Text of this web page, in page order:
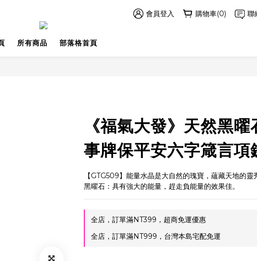
會員登入 購物車(0) 聯
所有商品 部落格首頁
《福氣大發》天然黑曜
事牌保平安六字箴言項
【GTG509】能量水晶是大自然的瑰寶，蘊藏天地的靈
黑曜石：具有強大的能量，趕走負能量的效果佳。
全店，訂單滿NT399，超商免運優惠
全店，訂單滿NT999，台灣本島宅配免運